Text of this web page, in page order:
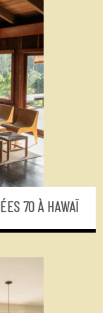
70 À HAWAÏ